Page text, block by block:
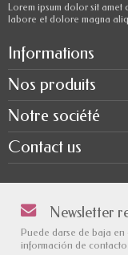
Lorem ipsum dolor sit amet
labore et dolore magna
Informations
Nos produits
Notre société
Contact us
Newsletter
Puede darse de baja
información de